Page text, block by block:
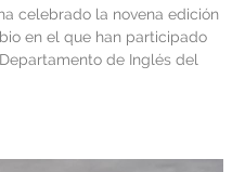
celebrado la novena edición
en el que han participado
de Inglés del